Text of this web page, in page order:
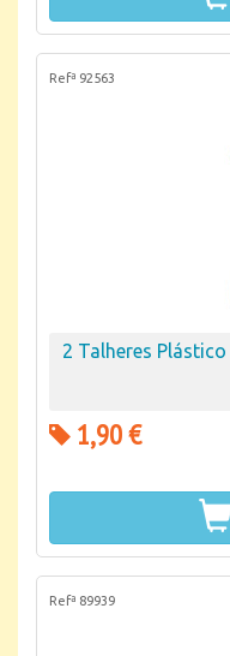
Refª 92563
2 Talheres
1,90 €
Refª 89939